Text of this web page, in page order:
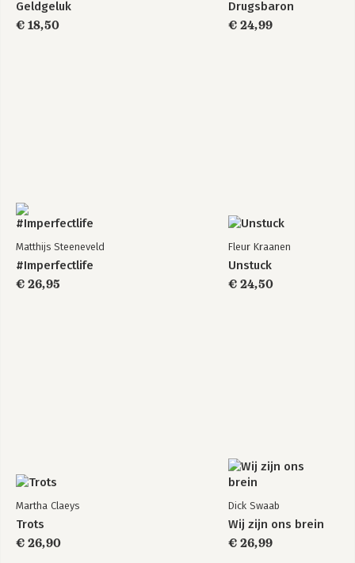
Geldgeluk
€ 18,50
Drugsbaron
€ 24,99
Matthijs Steeneveld
#Imperfectlife
€ 26,95
Fleur Kraanen
Unstuck
€ 24,50
Martha Claeys
Trots
€ 26,90
Dick Swaab
Wij zijn ons brein
€ 26,99